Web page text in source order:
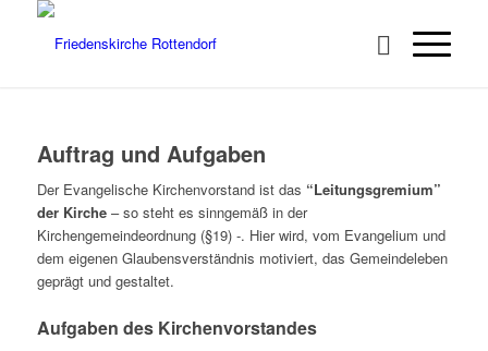
Auftrag und Aufgaben
Der Evangelische Kirchenvorstand ist das “Leitungsgremium”
der Kirche– so steht es sinngemäß in der
Kirchengemeindeordnung (§19) -. Hier wird, vom Evangelium und
dem eigenen Glaubensverständnis motiviert, das Gemeindeleben
geprägt und gestaltet.
Aufgaben des Kirchenvorstandes